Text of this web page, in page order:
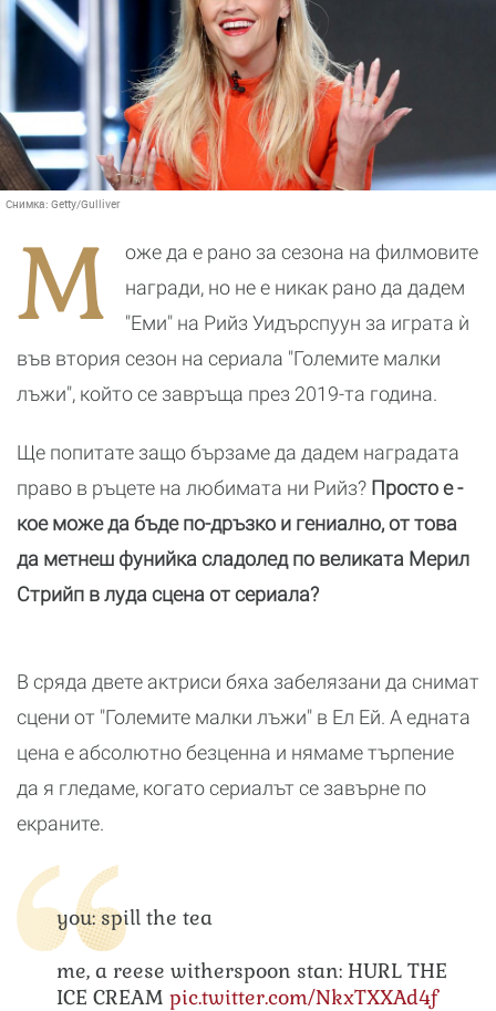
Снимка: Getty/Gulliver
М
оже да е рано за сезона на филмовите
награди, но не е никак рано да дадем
"Еми" на Рийз Уидърспуун за играта ѝ
във втория сезон на сериала "Големите малки
лъжи", който се завръща през 2019-та година.
Ще попитате защо бързаме да дадем наградата
право в ръцете на любимата ни Рийз? Просто е -
кое може да бъде по-дръзко и гениално, от това
да метнеш фунийка сладолед по великата Мерил
Стрийп в луда сцена от сериала?
В сряда двете актриси бяха забелязани да снимат
сцени от "Големите малки лъжи" в Ел Ей. А едната
цена е абсолютно безценна и нямаме търпение
да я гледаме, когато сериалът се завърне по
екраните.
you: spill the tea
me, a reese witherspoon stan: HURL THE
ICE CREAM pic.twitter.com/NkxTXXAd4f